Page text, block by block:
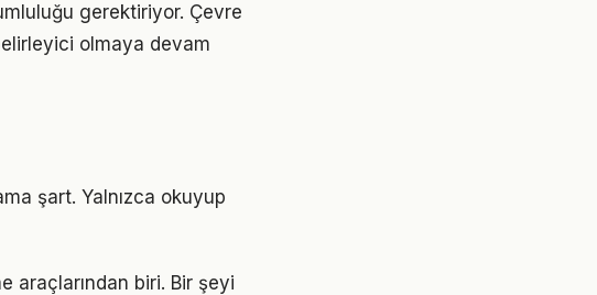
gerektiriyor. Çevre
olmaya devam
şart. Yalnızca okuyup
araçlarından biri. Bir şeyi